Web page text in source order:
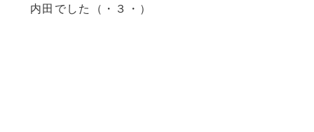
内田でした（・３・）